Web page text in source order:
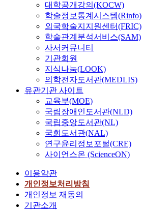
대학공개강의(KOCW)
학술정보통계시스템(Rinfo)
외국학술지지원센터(FRIC)
학술관계분석서비스(SAM)
사서커뮤니티
기관회원
지식나눔(LOOK)
의학전자도서관(MEDLIS)
유관기관 사이트
교육부(MOE)
국립장애인도서관(NLD)
국립중앙도서관(NL)
국회도서관(NAL)
연구윤리정보포털(CRE)
사이언스온 (ScienceON)
이용약관
개인정보처리방침
개인정보 재동의
기관소개